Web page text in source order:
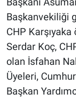
Başkanvekiliği
CHP
Serdar Koç,
olan İsfahan
Üyeleri,
Başkan